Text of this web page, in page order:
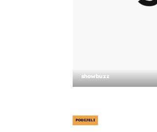
showbuzz
PODIJELI